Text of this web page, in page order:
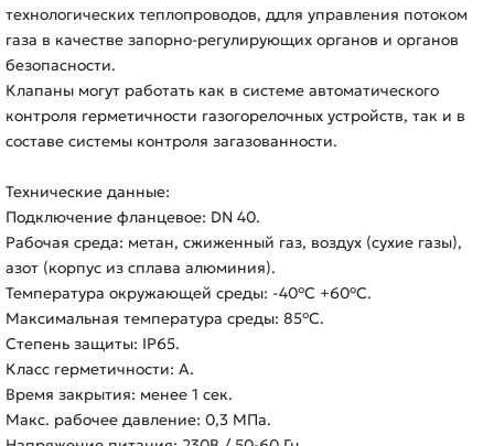
технологических теплопроводов, ддля управления потоком
газа в качестве запорно-регулирующих органов и органов
безопасности.
Клапаны могут работать как в системе автоматического
контроля герметичности газогорелочных устройств, так и в
составе системы контроля загазованности.
Технические данные:
Подключение фланцевое: DN 40.
Рабочая среда: метан, сжиженный газ, воздух (сухие газы),
азот (корпус из сплава алюминия).
Температура окружающей среды: -40°C +60°C.
Максимальная температура среды: 85°C.
Степень защиты: IP65.
Класс герметичности: А.
Время закрытия: менее 1 сек.
Макс. рабочее давление: 0,3 МПа.